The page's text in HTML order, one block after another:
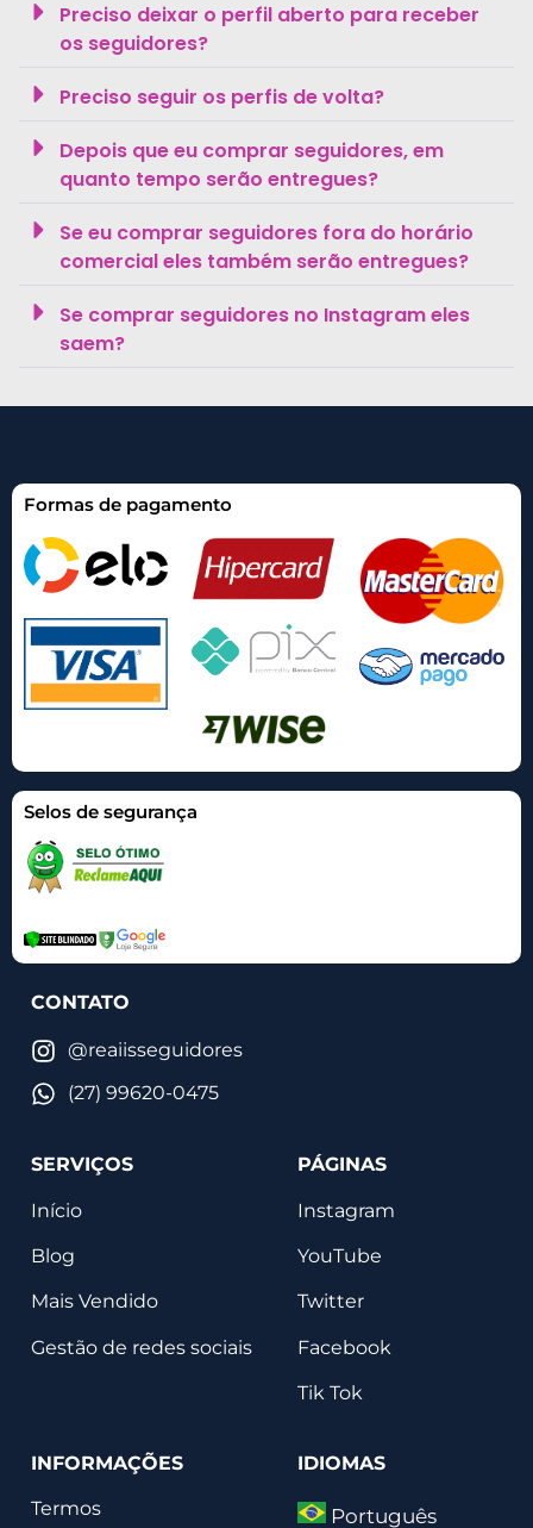
Preciso deixar o perfil aberto para receber
os seguidores?
Preciso seguir os perfis de volta?
Depois que eu comprar seguidores, em
quanto tempo serão entregues?
Se eu comprar seguidores fora do horário
comercial eles também serão entregues?
Se comprar seguidores no Instagram eles
saem?
Formas de pagamento
Selos de segurança
CONTATO
@reaiisseguidores
(27) 99620-0475
SERVIÇOS
Início
Blog
Mais Vendido
Gestão de redes sociais
PÁGINAS
Instagram
YouTube
Twitter
Facebook
Tik Tok
INFORMAÇÕES
Termos
IDIOMAS
Português